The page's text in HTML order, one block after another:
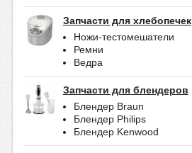
Запчасти для хлебопечек
Ножи-тестомешатели
Ремни
Ведра
Запчасти для блендеров
Блендер Braun
Блендер Philips
Блендер Kenwood